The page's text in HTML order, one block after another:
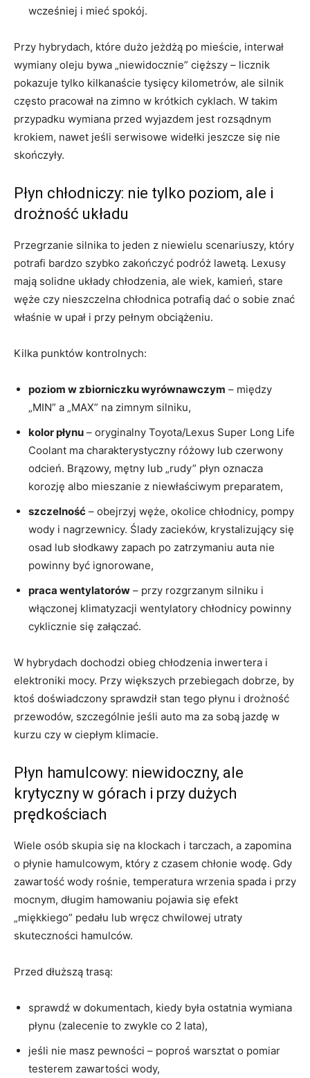
wcześniej i mieć spokój.
Przy hybrydach, które dużo jeżdżą po mieście, interwał
wymiany oleju bywa „niewidocznie” cięższy – licznik
pokazuje tylko kilkanaście tysięcy kilometrów, ale silnik
często pracował na zimno w krótkich cyklach. W takim
przypadku wymiana przed wyjazdem jest rozsądnym
krokiem, nawet jeśli serwisowe widełki jeszcze się nie
skończyły.
Płyn chłodniczy: nie tylko poziom, ale i
drożność układu
Przegrzanie silnika to jeden z niewielu scenariuszy, który
potrafi bardzo szybko zakończyć podróż lawetą. Lexusy
mają solidne układy chłodzenia, ale wiek, kamień, stare
węże czy nieszczelna chłodnica potrafią dać o sobie znać
właśnie w upał i przy pełnym obciążeniu.
Kilka punktów kontrolnych:
poziom w zbiorniczku wyrównawczym – między
„MIN” a „MAX” na zimnym silniku,
kolor płynu – oryginalny Toyota/Lexus Super Long Life
Coolant ma charakterystyczny różowy lub czerwony
odcień. Brązowy, mętny lub „rudy” płyn oznacza
korozję albo mieszanie z niewłaściwym preparatem,
szczelność – obejrzyj węże, okolice chłodnicy, pompy
wody i nagrzewnicy. Ślady zacieków, krystalizujący się
osad lub słodkawy zapach po zatrzymaniu auta nie
powinny być ignorowane,
praca wentylatorów – przy rozgrzanym silniku i
włączonej klimatyzacji wentylatory chłodnicy powinny
cyklicznie się załączać.
W hybrydach dochodzi obieg chłodzenia inwertera i
elektroniki mocy. Przy większych przebiegach dobrze, by
ktoś doświadczony sprawdził stan tego płynu i drożność
przewodów, szczególnie jeśli auto ma za sobą jazdę w
kurzu czy w ciepłym klimacie.
Płyn hamulcowy: niewidoczny, ale
krytyczny w górach i przy dużych
prędkościach
Wiele osób skupia się na klockach i tarczach, a zapomina
o płynie hamulcowym, który z czasem chłonie wodę. Gdy
zawartość wody rośnie, temperatura wrzenia spada i przy
mocnym, długim hamowaniu pojawia się efekt
„miękkiego” pedału lub wręcz chwilowej utraty
skuteczności hamulców.
Przed dłuższą trasą:
sprawdź w dokumentach, kiedy była ostatnia wymiana
płynu (zalecenie to zwykle co 2 lata),
jeśli nie masz pewności – poproś warsztat o pomiar
testerem zawartości wody,